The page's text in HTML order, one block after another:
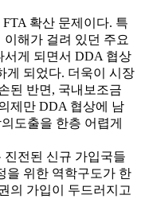
확산 문제이다. 특
해가 걸려 있던 주요
서게 되면서 DDA 협상
게 되었다. 더욱이 시장
된 반면, 국내보조금
제만 DDA 협상에 남
도출을 한층 어렵게
진전된 신규 가입국들
을 위한 역학구도가 한
의 가입이 두드러지고